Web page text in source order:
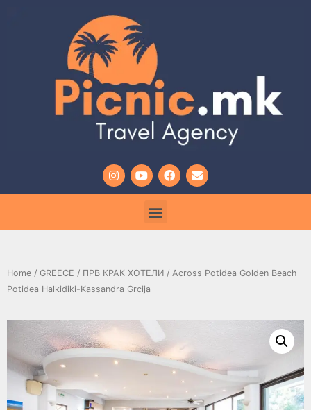
Home / GREECE / ПРВ КРАК ХОТЕЛИ / Across Potidea Golden Beach
Potidea Halkidiki-Kassandra Grcija